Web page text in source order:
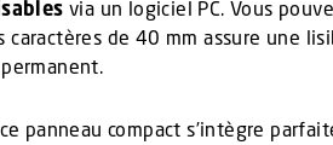
via un logiciel PC. Vous
caractères de 40 mm assure une
panneau compact s’intègre